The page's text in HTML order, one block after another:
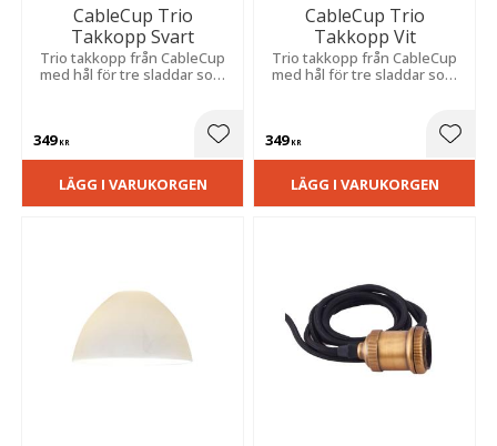
CableCup Trio
Takkopp Svart
Trio takkopp från CableCup
med hål för tre sladdar som
349KR Lägg till i favoriter
LÄGG I VARUKORGEN
CableCup Trio
Takkopp Vit
Trio takkopp från CableCup
med hål för tre sladdar som
349KR
LÄGG I VARUKORGEN